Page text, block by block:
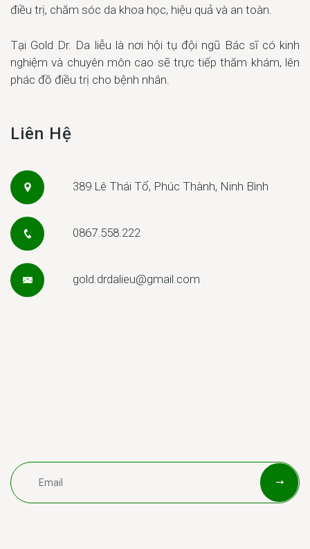
điều trị, chăm sóc da khoa học, hiệu quả và an toàn.
Tại Gold Dr. Da liễu là nơi hội tụ đội ngũ Bác sĩ có kinh
nghiệm và chuyên môn cao sẽ trực tiếp thăm khám, lên
phác đồ điều trị cho bệnh nhân.
Liên Hệ
389 Lê Thái Tổ, Phúc Thành, Ninh Bình
0867.558.222
gold.drdalieu@gmail.com